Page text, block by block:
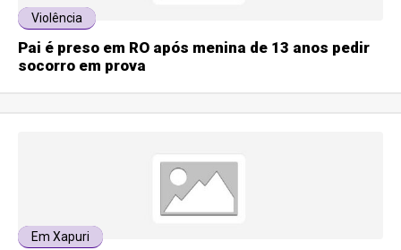
Violência
Pai é preso em RO após menina de 13 anos pedir
socorro em prova
Em Xapuri